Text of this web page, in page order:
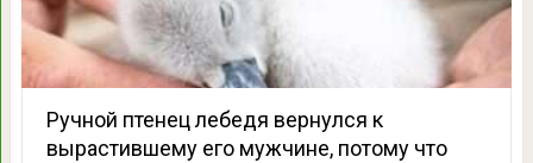
Ручной птенец лебедя вернулся к
вырастившему его мужчине, потому что